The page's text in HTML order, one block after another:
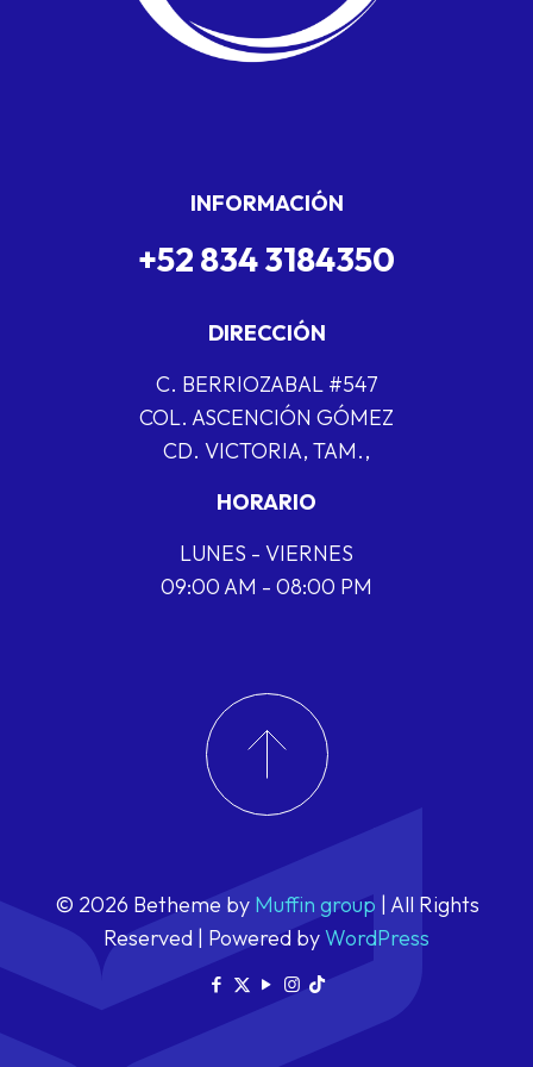
INFORMACIÓN
+52 834 3184350
DIRECCIÓN
C. BERRIOZABAL #547
COL. ASCENCIÓN GÓMEZ
CD. VICTORIA, TAM.,
HORARIO
LUNES - VIERNES
09:00 AM - 08:00 PM
© 2026 Betheme by Muffin group | All Rights
Reserved | Powered byWordPress